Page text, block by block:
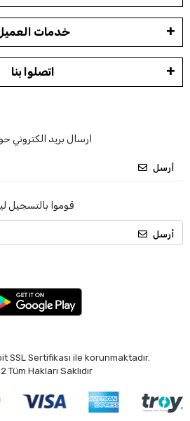
خدمات
اتصلوا بنا
ارسال بريد
أرسل
قوموا بالتسجيل
أرسل
SSL Sertifikası ile korunmaktadır.
Tüm Hakları Saklıdır